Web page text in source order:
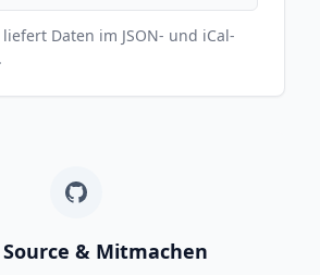
liefert Daten im JSON- und iCal-
Source & Mitmachen